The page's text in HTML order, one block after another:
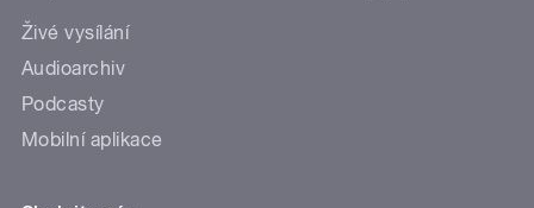
Živé vysílání
Audioarchiv
Podcasty
Mobilní aplikace